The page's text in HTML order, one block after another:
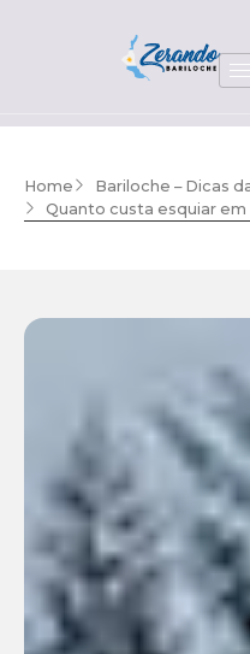
Home
Bariloche – Dicas
Quanto custa esquiar